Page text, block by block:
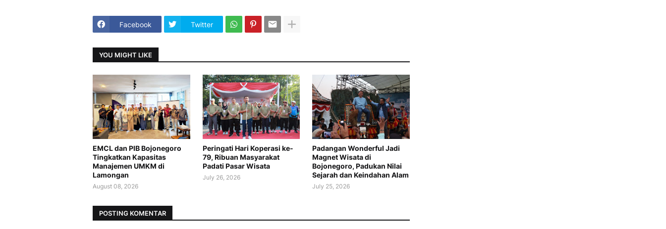
Facebook Twitter
YOU MIGHT LIKE
EMCL dan PIB Bojonegoro
Tingkatkan Kapasitas
Manajemen UMKM di
Lamongan
August 08, 2026
Peringati Hari Koperasi ke-
79, Ribuan Masyarakat
Padati Pasar Wisata
July 26, 2026
Padangan Wonderful Jadi
Magnet Wisata di
Bojonegoro, Padukan Nilai
Sejarah dan Keindahan Alam
July 25, 2026
POSTING KOMENTAR